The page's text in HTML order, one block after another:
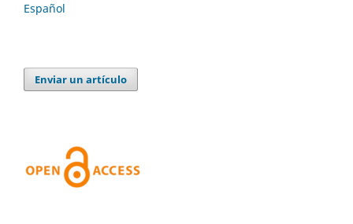
Español
Enviar un artículo